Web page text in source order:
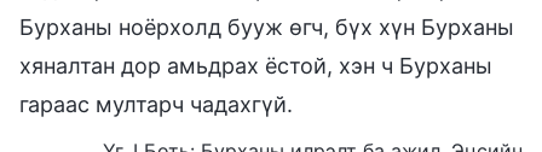
Бурханы ноёрхолд бууж өгч, бүх хүн Бурханы
хяналтан дор амьдрах ёстой, хэн ч Бурханы
гараас мултарч чадахгүй.